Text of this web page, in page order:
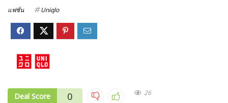
แฟชั่น Uniqlo
Deal Score 0 26